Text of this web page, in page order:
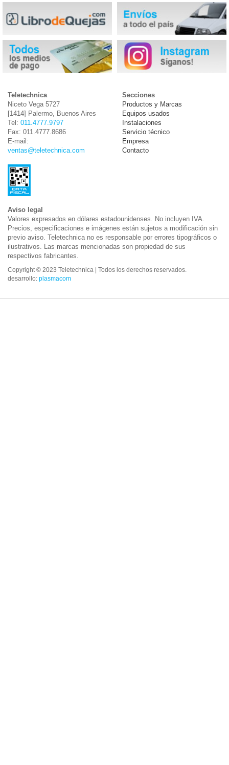
Teletechnica
Niceto Vega 5727
[1414] Palermo, Buenos Aires
Tel: 011.4777.9797
Fax: 011.4777.8686
E-mail:
ventas@teletechnica.com
Secciones
Productos y Marcas
Equipos usados
Instalaciones
Servicio técnico
Empresa
Contacto
Aviso legal
Valores expresados en dólares estadounidenses. No incluyen IVA.
Precios, especificaciones e imágenes están sujetos a modificación sin
previo aviso. Teletechnica no es responsable por errores tipográficos o
ilustrativos. Las marcas mencionadas son propiedad de sus
respectivos fabricantes.
Copyright © 2023 Teletechnica | Todos los derechos reservados.
desarrollo: plasmacom